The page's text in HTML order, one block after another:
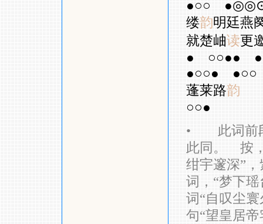
●○○
缕韵明廷燕
就楚岫读更
●
○○●●
●○○●
●○○
蓬莱路韵
○○●
• 此词前段
此同。 按
绀宇邃深”
词，“梦下
词“自叹尘
句“望皇居